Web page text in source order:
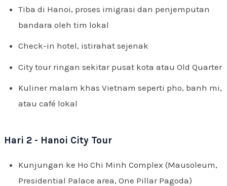
Tiba di Hanoi, proses imigrasi dan penjemputan
bandara oleh tim lokal
Check-in hotel, istirahat sejenak
City tour ringan sekitar pusat kota atau Old Quarter
Kuliner malam khas Vietnam seperti pho, banh mi,
atau café lokal
Hari 2 - Hanoi City Tour
Kunjungan ke Ho Chi Minh Complex (Mausoleum,
Presidential Palace area, One Pillar Pagoda)